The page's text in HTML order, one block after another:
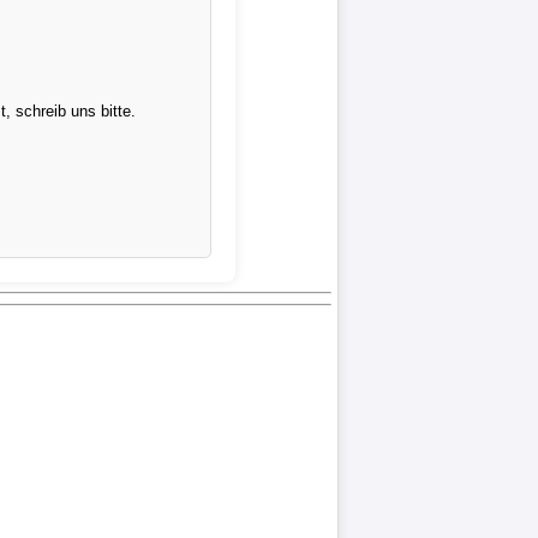
schreib uns bitte.